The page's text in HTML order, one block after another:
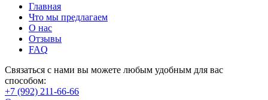
Главная
Что мы предлагаем
О нас
Отзывы
FAQ
Связаться с нами вы можете любым удобным для вас
способом:
+7 (992) 211-66-66